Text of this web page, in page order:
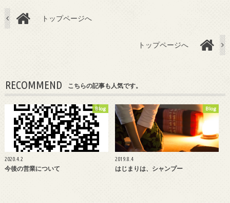
トップページへ
トップページへ
RECOMMEND こちらの記事も人気です。
Blog
2020.4.2
今後の営業について
Blog
2019.8.4
はじまりは、シャンプー